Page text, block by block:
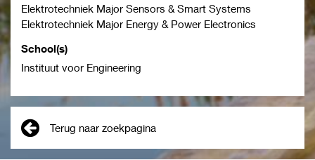
Elektrotechniek Major Sensors & Smart Systems
Elektrotechniek Major Energy & Power Electronics
School(s)
Instituut voor Engineering
Terug naar zoekpagina